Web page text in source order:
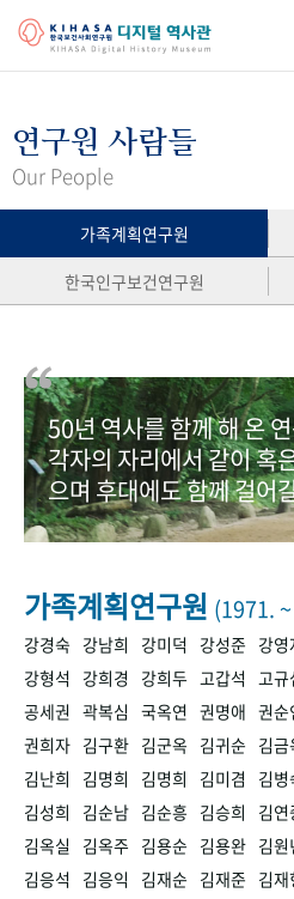
걸어온 길 기관 변천사
연구 역사
정책과 연구 키워드로 보는 연구 역
간행물 변천사
기록물 아카이브
사진 아카이브 문서 기록물 행
50+1주년 기념
VR 역사관
연구원 사람들
Our People
가족계획연구원
한국인구보건연구원
50년 역사를 함께 해 온
각자의 자리에서 같이 혹
으며 후대에도 함께 걸어
가족계획연구원 (1971.
강경숙 강남희 강미덕 강성준 강영
강형석
강희경 강희두 고갑석 고규
공세권 곽복심 국옥연 권명애 권순
권희자 김구환 김군옥 김귀순 김금
김난희
김명희 김명희 김미겸 김병
김성희
김순남 김순흥 김승희 김연
김옥실
김옥주 김용순 김용완 김원
김응석
김응익 김재순 김재준 김재